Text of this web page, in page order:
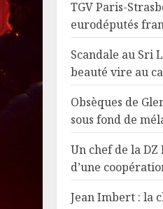
TGV Paris-
eurodéputés
Scandale au Sri
beauté vire au
Obsèques de
sous fond de
Un chef de la
d’une
Jean Imbert : la